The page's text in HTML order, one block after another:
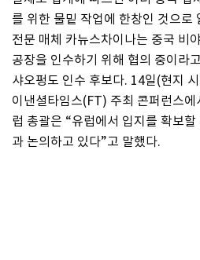
를 위한 물밑 작업에 한창인 것으로
전문 매체 카뉴스차이나는 중국 비
공장을 인수하기 위해 협의 중이라
샤오펑도 인수 후보다. 14일(현지
이낸셜타임스(FT) 주최 콘퍼런스
럽 총괄은 “유럽에서 입지를 확보
과 논의하고 있다”고 말했다.